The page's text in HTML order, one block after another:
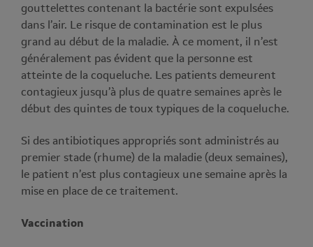
gouttelettes contenant la bactérie sont expulsées
dans l’air. Le risque de contamination est le plus
grand au début de la maladie. À ce moment, il n’est
généralement pas évident que la personne est
atteinte de la coqueluche. Les patients demeurent
contagieux jusqu’à plus de quatre semaines après le
début des quintes de toux typiques de la coqueluche.
Si des antibiotiques appropriés sont administrés au
premier stade (rhume) de la maladie (deux semaines),
le patient n’est plus contagieux une semaine après la
mise en place de ce traitement.
Vaccination